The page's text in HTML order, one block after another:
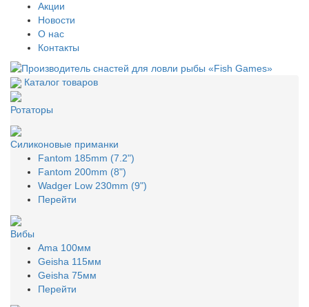
Акции
Новости
О нас
Контакты
Каталог товаров
Ротаторы
Силиконовые приманки
Fantom 185mm (7.2")
Fantom 200mm (8")
Wadger Low 230mm (9")
Перейти
Вибы
Ama 100мм
Geisha 115мм
Geisha 75мм
Перейти